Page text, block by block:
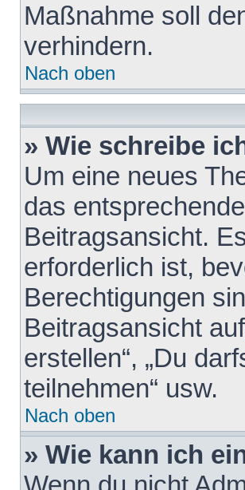
Maßnahme soll
verhindern.
Nach oben
» Wie schreibe
Um eine neues
das
Beitragsansicht.
erforderlich ist,
Berechtigungen
Beitragsansicht
erstellen“, „Du
teilnehmen“ usw.
Nach oben
» Wie kann ich